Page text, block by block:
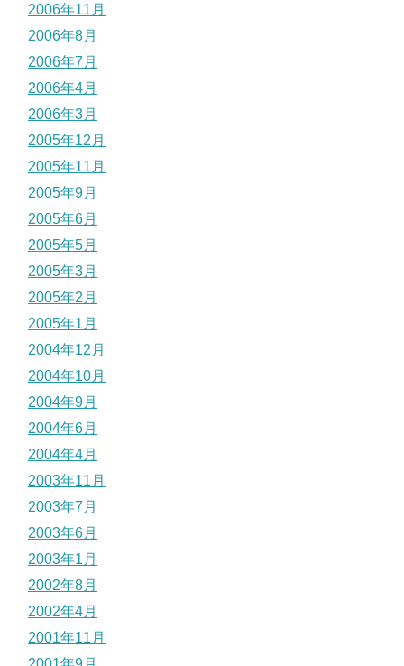
2006年11月
2006年8月
2006年7月
2006年4月
2006年3月
2005年12月
2005年11月
2005年9月
2005年6月
2005年5月
2005年3月
2005年2月
2005年1月
2004年12月
2004年10月
2004年9月
2004年6月
2004年4月
2003年11月
2003年7月
2003年6月
2003年1月
2002年8月
2002年4月
2001年11月